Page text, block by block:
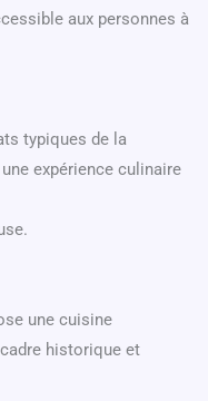
aux personnes à
typiques de la
expérience culinaire
une cuisine
historique et